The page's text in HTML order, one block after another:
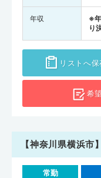
病院・歯科・在宅療養支
っています。一方で、在
まわっている状況です。
厚生労働省が調査・発表
（平成30年）』による
師の人数は327,210人)で
りに換算すると222人（
の「横浜市立大学附属
やすいでしょう。神奈川
年収
※
り
リストへ保
希
【神奈川県横浜
常勤